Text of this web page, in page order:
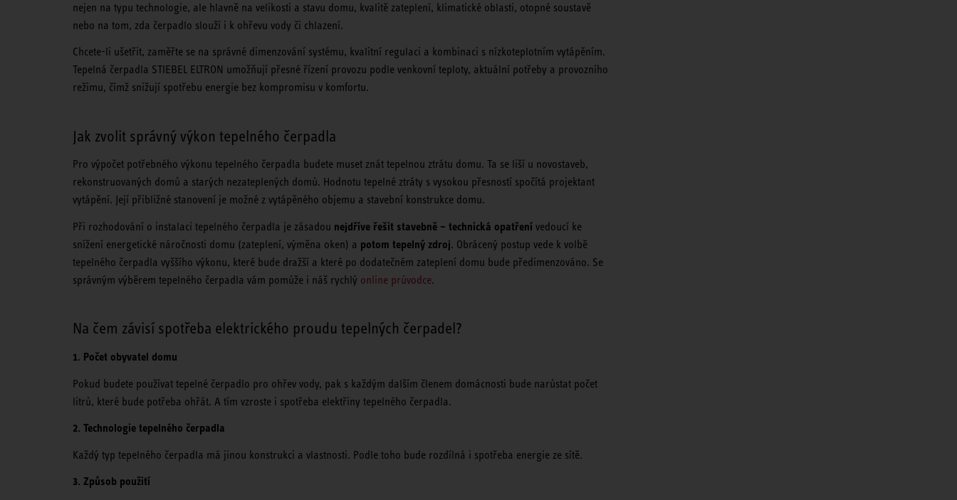
nejen na typu technologie, ale hlavně na velikosti a stavu domu, kvalitě zateplení, klimatické oblasti, otopné soustavě
nebo na tom, zda čerpadlo slouží i k ohřevu vody či chlazení.
Chcete-li ušetřit, zaměřte se na správné dimenzování systému, kvalitní regulaci a kombinaci s nízkoteplotním vytápěním.
Tepelná čerpadla STIEBEL ELTRON umožňují přesné řízení provozu podle venkovní teploty, aktuální potřeby a provozního
režimu, čímž snižují spotřebu energie bez kompromisu v komfortu.
Jak zvolit správný výkon tepelného čerpadla
Pro výpočet potřebného výkonu tepelného čerpadla budete muset znát tepelnou ztrátu domu. Ta se liší u novostaveb,
rekonstruovaných domů a starých nezateplených domů. Hodnotu tepelné ztráty s vysokou přesností spočítá projektant
vytápění. Její přibližné stanovení je možné z vytápěného objemu a stavební konstrukce domu.
Při rozhodování o instalaci tepelného čerpadla je zásadou nejdříve řešit stavebně – technická opatření vedoucí ke
snížení energetické náročnosti domu (zateplení, výměna oken) a potom tepelný zdroj. Obrácený postup vede k volbě
tepelného čerpadla vyššího výkonu, které bude dražší a které po dodatečném zateplení domu bude předimenzováno. Se
správným výběrem tepelného čerpadla vám pomůže i náš rychlý online průvodce.
Na čem závisí spotřeba elektrického proudu tepelných čerpadel?
1. Počet obyvatel domu
Pokud budete používat tepelné čerpadlo pro ohřev vody, pak s každým dalším členem domácnosti bude narůstat počet
litrů, které bude potřeba ohřát. A tím vzroste i spotřeba elektřiny tepelného čerpadla.
2. Technologie tepelného čerpadla
Každý typ tepelného čerpadla má jinou konstrukci a vlastnosti. Podle toho bude rozdílná i spotřeba energie ze sítě.
3. Způsob použití